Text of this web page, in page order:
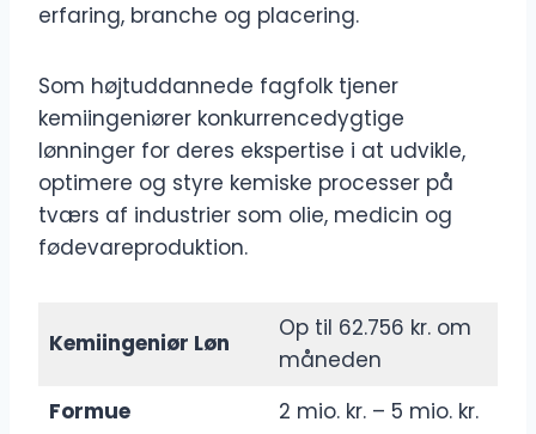
erfaring, branche og placering.
Som højtuddannede fagfolk tjener
kemiingeniører konkurrencedygtige
lønninger for deres ekspertise i at udvikle,
optimere og styre kemiske processer på
tværs af industrier som olie, medicin og
fødevareproduktion.
Kemiingeniør Løn
Op til 62.756 kr. om
måneden
Formue
2 mio. kr. – 5 mio. kr.